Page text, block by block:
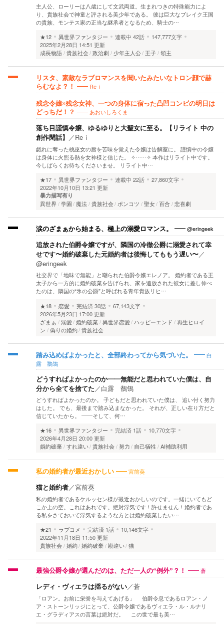
主人公、ローリーは八歳にして文武両道。生まれつきの特殊能力によ
り、貴族社会で神童と評される美少年である。 彼は巨大なブレイク王国
の貴族、モンテス家の正当な継承者となるため、騎士の…
★12
異世界ファンタジー 連載中 42話
147,777文字
2025年2月28日 14:51 更新
成長物語 貴族社会 政治劇 少年主人公 王子 領主
リスタ、素敵なラブロマンスを聞いたみたいなトロン顔で赫
らむなよ？！
Reｉ
残念令嬢×残念女神、一つの身体に宿った凸凹コンビの明日は
どっちだ！？
あおいしろくま
落ち目謹慎令嬢、ゆるゆりと大聖女に至る。【リライト 中の
創作閑話】 ／Reｉ
戯れに奪った桃巫女の唇を苦味を覚えた令嬢は告解室に。 謹慎中の令嬢
は身体に火照る熱を女神様と信じた。 ✧……✧ 本作はリライト中です。
今しばらくお待ちくださいませ。 リライト中…
★17
異世界ファンタジー 連載中 22話
27,860文字
2022年10月10日 13:21 更新
暴力描写有り
異世界 学園 魔法 貴族社会 ポンコツ 聖女 百合 悲喜劇
涙のざまぁから始まる、極上の溺愛ロマンス。 @eringeek
追放された伯爵令嬢ですが、隣国の冷徹公爵に溺愛されて幸
せです〜婚約破棄した元婚約者は後悔してももう遅い〜／
@eringeek
社交界で「地味で無能」と嘲られた伯爵令嬢エレノア。 婚約者である王
太子から一方的に婚約破棄を告げられ、家を追放された彼女に差し伸べ
たのは、隣国の“氷の公爵”と呼ばれる青年貴族リヒ…
★18
恋愛 完結済30話
67,143文字
2026年5月23日 17:00 更新
ざまぁ
溺愛 婚約破棄 異世界恋愛 ハッピーエンド
再生ヒロイ
ン
偽りの婚約 貴族社会
踏み込めばよかったと、全部終わってから気づいた。
白
露 鶺鴒
どうすればよかったのか――無能だと思われていた僕は、自
分から全てを捨てた ／白露 鶺鴒
どうすればよかったのか。 子どもだと思われていた僕は、 追い付く努力
はした。 でも、最後まで踏み込まなかった。 それが、正しい在り方だと
信じていたから。 ——そして、何…
★16
異世界ファンタジー 完結済 1話
10,770文字
2026年4月28日 20:00 更新
婚約破棄 すれ違い 貴族社会 努力 自己犠牲 AI補助利用
私の婚約者が最近おかしい 宮前葵
猫と婚約者／宮前葵
私の婚約者であるケルッセン様が最近おかしいのです。一緒にいてもど
こか上の空。これはあれです。絶対浮気です！許せません！婚約者であ
る私をさておいて浮気するような方とは婚約破棄したい…
★21
ラブコメ 完結済 1話
10,146文字
2022年11月18日 11:50 更新
貴族社会 婚約 婚約破棄 勘違い 猫
最強公爵令嬢が選んだのは、ただ一人の“例外”？！ 蒼
レディ・ヴィエラは揺るがない／蒼
「ロアン。お前に栄誉を与えてあげる」 伯爵令息であるロアン・ノ
ア・ストーンリッジにとって、公爵令嬢であるヴィエラ・ル・ルナリ
エ・グラディアスの言葉は絶対だ。 この世で最も美…